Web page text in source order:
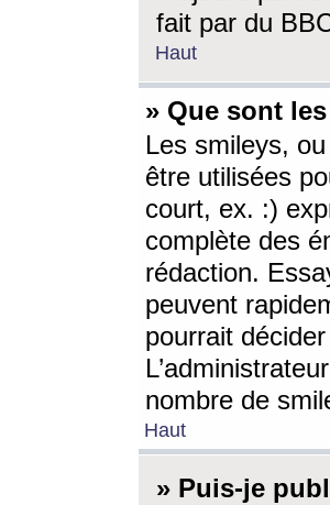
fait par du
Haut
» Que sont
Les smileys,
être utilisées
court, ex. :)
complète des
rédaction.
peuvent
pourrait
nombre de
Haut
» Puis-je